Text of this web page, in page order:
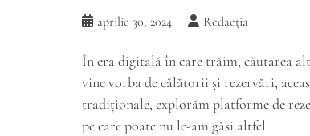
aprilie 30, 2024 Redacția
În era digitală în care trăim, căutarea
vine vorba de călătorii și rezervări,
tradiționale, explorăm platforme de
pe care poate nu le-am găsi altfel.